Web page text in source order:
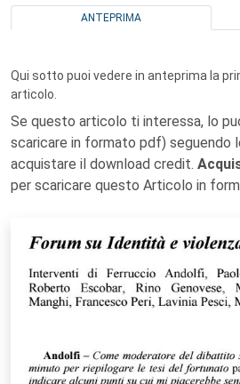
ANTEPRIMA
Qui sotto puoi vedere in anteprima la
articolo.
Se questo articolo ti interessa, lo
scaricare in formato pdf) seguendo
acquistare il download credit.
per scaricare questo Articolo in